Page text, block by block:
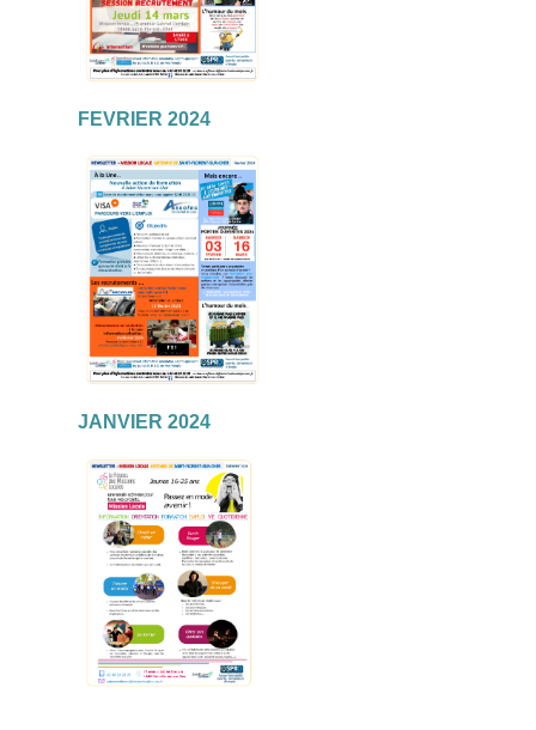
FEVRIER 2024
JANVIER 2024